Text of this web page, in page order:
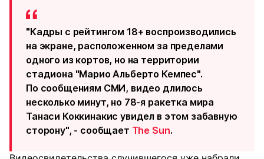
"Кадры с рейтингом 18+ воспроизводились
на экране, расположенном за пределами
одного из кортов, но на территории
стадиона "Марио Альберто Кемпес".
По сообщениям СМИ, видео длилось
несколько минут, но 78-я ракетка мира
Танаси Коккинакис увидел в этом забавную
сторону", - сообщает The Sun.